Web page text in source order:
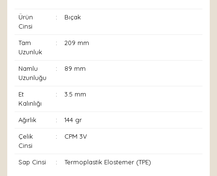
Ürün
Cinsi
: Bıçak
Tam
Uzunluk
: 209 mm
Namlu
Uzunluğu
: 89 mm
Et
Kalınlığı
: 3.5 mm
Ağırlık : 144 gr
Çelik
Cinsi
: CPM 3V
Sap Cinsi : Termoplastik Elostemer (TPE)